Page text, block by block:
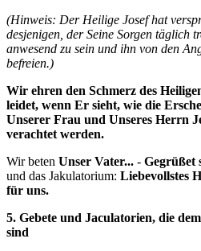
(Hinweis: Der Heilige Josef hat
desjenigen, der Seine Sorgen täglich
anwesend zu sein und ihn von den
befreien.)
Wir ehren den Schmerz des
leidet, wenn Er sieht, wie die
Unserer Frau und Unseres Herrn
verachtet werden.
Wir beten Unser Vater... - Gegrüßet
und das Jakulatorium: Liebevollstes
für uns.
5. Gebete und Jaculatorien, die
sind